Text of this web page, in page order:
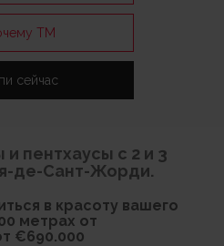
TM
сейчас
пентхаусы с 2 и 3
де-Сант-Жорди.
в красоту вашего
метрах от
€690.000